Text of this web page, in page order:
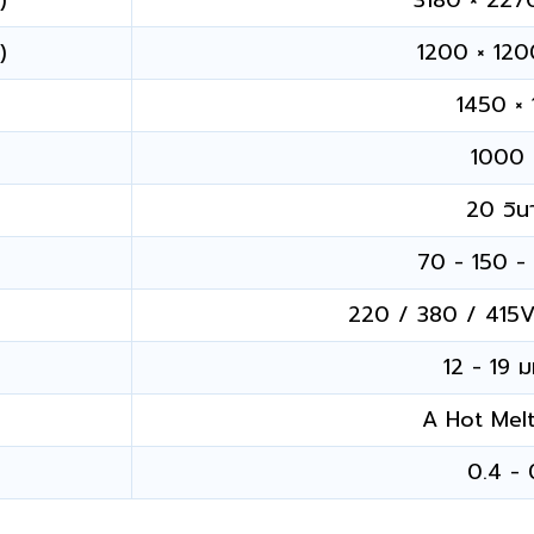
1200 ×
1450 ×
1000
20 วิน
70 - 150 -
220 / 380 /
12 - 19
A Hot
0.4 -